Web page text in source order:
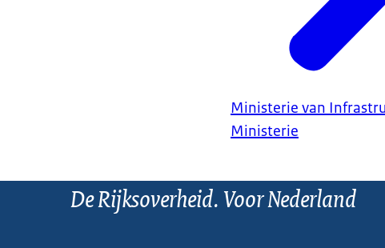
Ministerie van
Ministerie
De Rijksoverheid. Voor Nederland